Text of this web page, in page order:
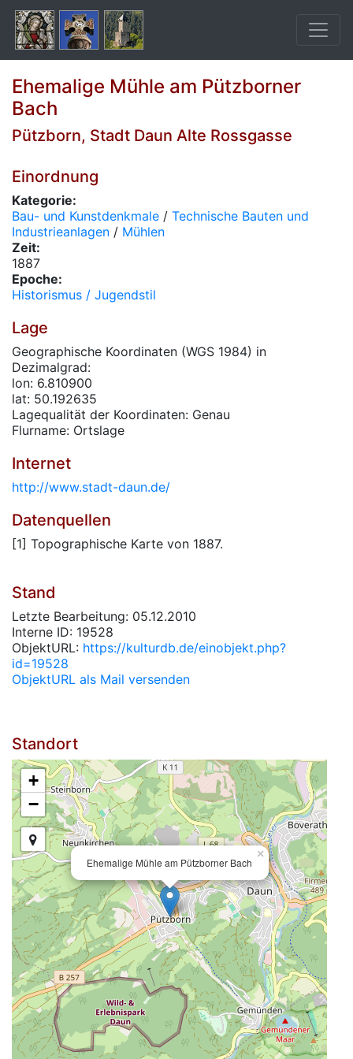
Ehemalige Mühle am Pützborner
Bach
Pützborn, Stadt Daun Alte Rossgasse
Einordnung
Kategorie:
Bau- und Kunstdenkmale / Technische Bauten und
Industrieanlagen / Mühlen
Zeit:
1887
Epoche:
Historismus / Jugendstil
Lage
Geographische Koordinaten (WGS 1984) in
Dezimalgrad:
lon: 6.810900
lat: 50.192635
Lagequalität der Koordinaten: Genau
Flurname: Ortslage
Internet
http://www.stadt-daun.de/
Datenquellen
[1] Topographische Karte von 1887.
Stand
Letzte Bearbeitung: 05.12.2010
Interne ID: 19528
ObjektURL: https://kulturdb.de/einobjekt.php?
id=19528
ObjektURL als Mail versenden
Standort
Ehemalige Mühle am Pützborner Bach
×
+
−